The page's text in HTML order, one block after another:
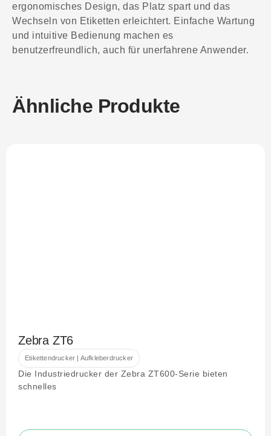
ergonomisches Design, das Platz spart und das
Wechseln von Etiketten erleichtert. Einfache Wartung
und intuitive Bedienung machen es
benutzerfreundlich, auch für unerfahrene Anwender.
Ähnliche Produkte
Zebra ZT6
Etikettendrucker | Aufkleberdrucker
Die Industriedrucker der Zebra ZT600-Serie bieten
schnelles